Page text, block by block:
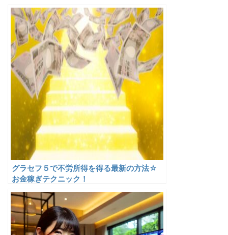
グラセフ５で不労所得を得る最新の方法☆
お金稼ぎテクニック！